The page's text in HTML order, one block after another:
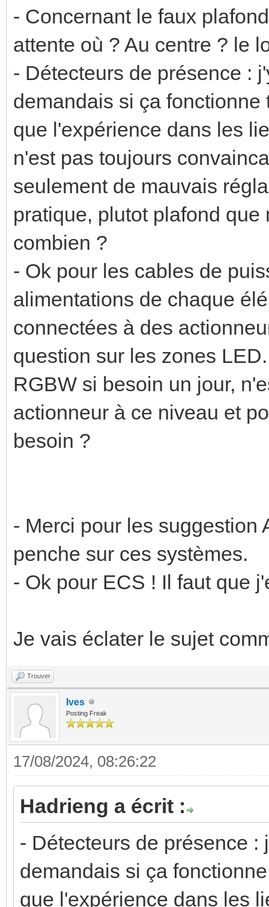
- Concernant le faux
attente où ? Au centre ? le
- Détecteurs de présence :
demandais si ça
que l'expérience dans les
n'est pas toujours
seulement de mauvais
pratique, plutot plafond
combien ?
- Ok pour les cables de
alimentations de chaque
connectées à des
question sur les zones
RGBW si besoin un jour,
actionneur à ce niveau et
besoin ?
- Merci pour les suggestion
penche sur ces systèmes.
- Ok pour ECS ! Il faut que
Je vais éclater le sujet
Trouver
Ives
Posting Freak
17/08/2024, 08:26:22
Hadrieng a écrit :
- Détecteurs de présence
demandais si ça
que l'expérience dans les